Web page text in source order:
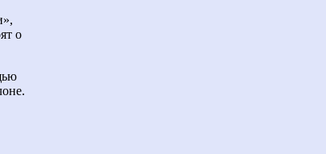
о